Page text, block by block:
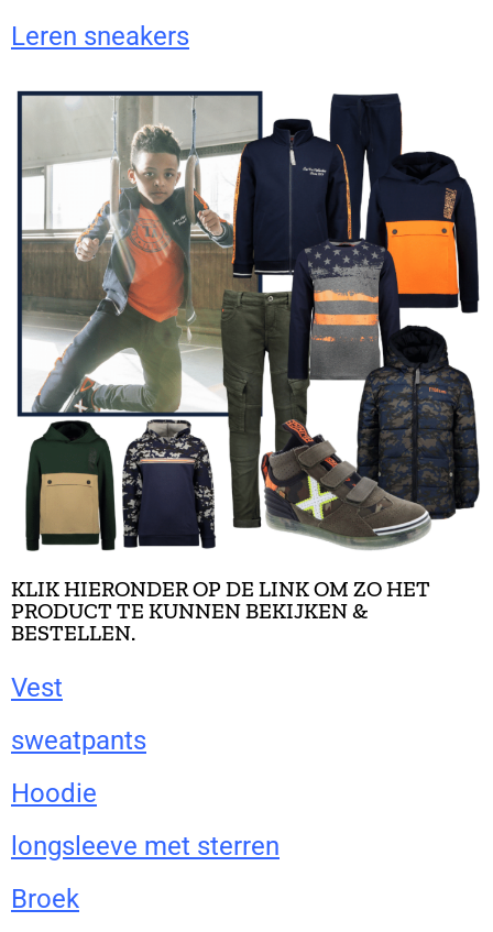
Leren sneakers
KLIK HIERONDER OP DE LINK OM ZO HET
PRODUCT TE KUNNEN BEKIJKEN &
BESTELLEN.
Vest
sweatpants
Hoodie
longsleeve met sterren
Broek